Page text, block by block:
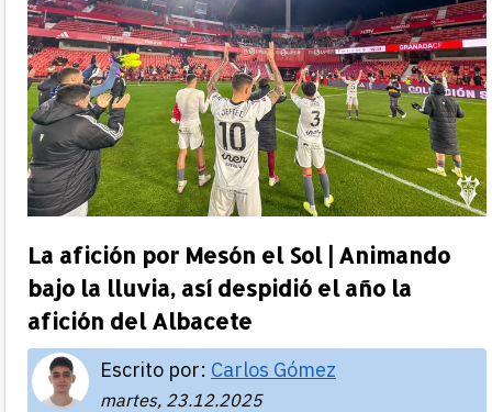
La afición por Mesón el Sol | Animando
bajo la lluvia, así despidió el año la
afición del Albacete
Escrito por: Carlos Gómez
martes, 23.12.2025